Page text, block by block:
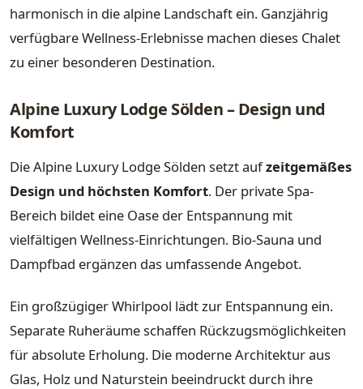
harmonisch in die alpine Landschaft ein. Ganzjährig
verfügbare Wellness-Erlebnisse machen dieses Chalet
zu einer besonderen Destination.
Alpine Luxury Lodge Sölden – Design und
Komfort
Die Alpine Luxury Lodge Sölden setzt aufzeitgemäßes
Design und höchsten Komfort. Der private Spa-
Bereich bildet eine Oase der Entspannung mit
vielfältigen Wellness-Einrichtungen. Bio-Sauna und
Dampfbad ergänzen das umfassende Angebot.
Ein großzügiger Whirlpool lädt zur Entspannung ein.
Separate Ruheräume schaffen Rückzugsmöglichkeiten
für absolute Erholung. Die moderne Architektur aus
Glas, Holz und Naturstein beeindruckt durch ihre